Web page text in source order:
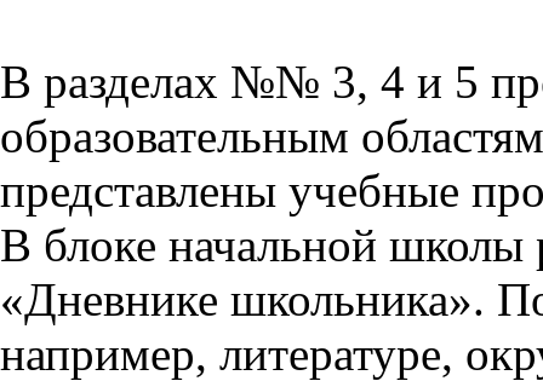
В разделах №№ 3, 4 и 5
образовательным
представлены учебные
В блоке начальной школы
«Дневнике школьника».
например, литературе,